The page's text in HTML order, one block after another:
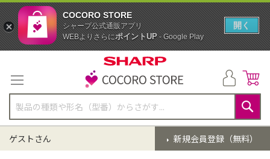
テ
ン
ツ
に
ス
キ
ッ
検
索
新規会員登録（無料）
ゲストさん
COCORO STORE
シャープ公式通販アプリ
WEBよりさらにポイントUP- Google Play
開く